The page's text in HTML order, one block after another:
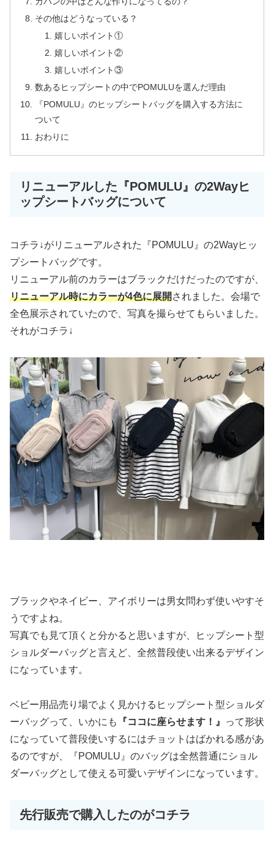
その他はどうなっている？
嬉しいポイント①
嬉しいポイント②
嬉しいポイント③
数あるヒップシートの中でPOMULUを選んだ理由
『POMULU』のヒップシートバッグを購入する方法に
ついて
おわりに
リニューアルした『POMULU』の2Wayヒ
ップシートバッグについて
コチラ↓がリニューアルされた『POMULU』の2Wayヒッ
プシートバッグです。
リニューアル前のカラーはブラックだけだったのですが、
リニューアル時にカラーが4色に展開されました。会場で
全色展示されていたので、写真を撮らせてもらいました。
それがコチラ↓
ブラックやネイビー、アイボリーは男女問わず使いやすそ
うですよね。
写真でも見て頂くと分かると思いますが、ヒップシート型
ショルダーバッグと言えど、全然普段使い出来るデザイン
になっています。
ベビー用品売り場でよく見かけるヒップシート型ショルダ
ーバッグって、いかにも
『ココに座らせます ！ 』
って形状
になっていて普段使いするにはチョットはばかれる感があ
るのですが、『POMULU』のバッグは全然普通にショル
ダーバッグとして使える可愛いデザインになっています。
先行販売で購入したのがコチラ